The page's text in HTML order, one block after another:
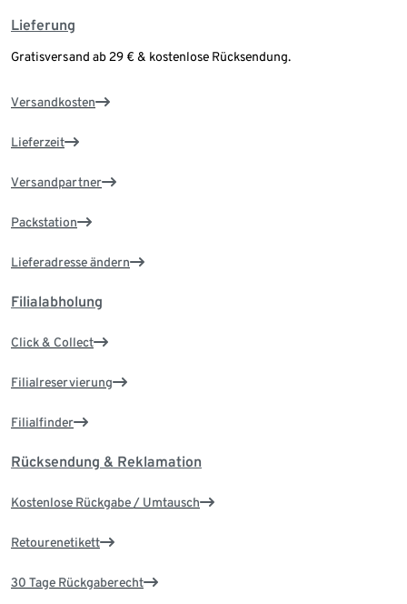
Lieferung
Gratisversand ab 29 € & kostenlose Rücksendung.
Versandkosten
Lieferzeit
Versandpartner
Packstation
Lieferadresse ändern
Filialabholung
Click & Collect
Filialreservierung
Filialfinder
Rücksendung & Reklamation
Kostenlose Rückgabe / Umtausch
Retourenetikett
30 Tage Rückgaberecht